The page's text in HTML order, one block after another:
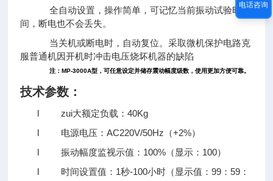
全自动设置，操作简单，可记忆当前振动试验时
间，断电也不会丢失。
当关机或断电时，自动复位。采取微机保护电路克
服普通机因开机时冲击电压烧坏机器的缺陷
注：MP-3000A型，可任意设定并储存震动幅度级数，使用更加方便可靠。
技术参数：
l zui大额定负载：40Kg
l 电源电压：AC220V/50Hz（+2%）
l 振动幅度监视示值：100%（显示：100）
l 时间设置值：1秒-100小时（显示值：99：59：
电话咨询